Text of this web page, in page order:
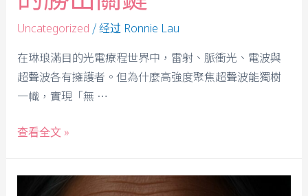
Uncategorized / 经过 Ronnie Lau
在琳琅滿目的光電療程世界中，雷射、脈衝光、電波與
超聲波各有擁護者。但為什麼高強度聚焦超聲波能獨樹
一幟，實現「無 …
查看全文 »